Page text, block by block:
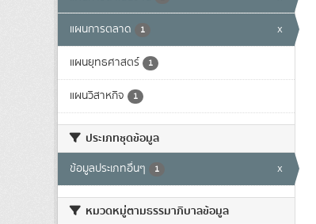
แผนการตลาด 1 x
แผนยุทธศาสตร์ 1
แผนวิสาหกิจ 1
ประเภทชุดข้อมูล
ข้อมูลประเภทอื่นๆ 1 x
หมวดหมู่ตามธรรมาภิบาลข้อมูล